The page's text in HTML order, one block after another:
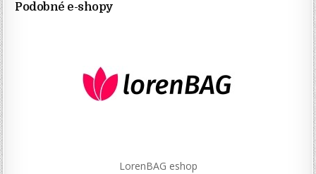
Podobné e-shopy
LorenBAG eshop